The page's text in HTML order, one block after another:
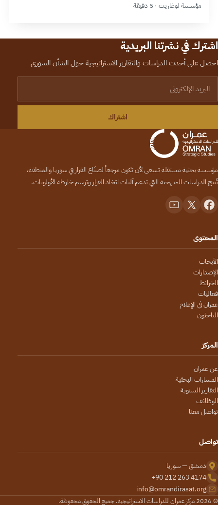
مؤسسة لوغاريت · 5 دقيقة
اشترك في نشرتنا البريدية
احصل على أحدث الدراسات والتقارير الاستراتيجية حول الشأن السوري
اشتراك
مؤسسة بحثية مستقلة تسعى لأن تكون مرجعاً لصنّاع القرار في سوريا والمنطقة،
تُنتج الدراسات المنهجية التي تدعم آليات اتخاذ القرار وترسم خارطة الأولويات.
المحتوى
الأبحاث
الإصدارات
الخرائط
فعاليات
عمران في الإعلام
الباحثون
المركز
عن عمران
المسارات البحثية
التقارير السنوية
الوظائف
تواصل معنا
تواصل
دمشق — سوريا
+90 212 263 4174
info@omrandirasat.org
© 2026 مركز عمران للدراسات الاستراتيجية. جميع الحقوق محفوظة.